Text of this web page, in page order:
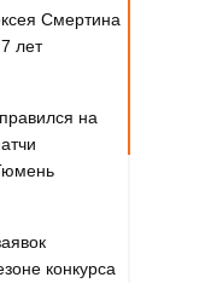
Смертина
лет
на
конкурса